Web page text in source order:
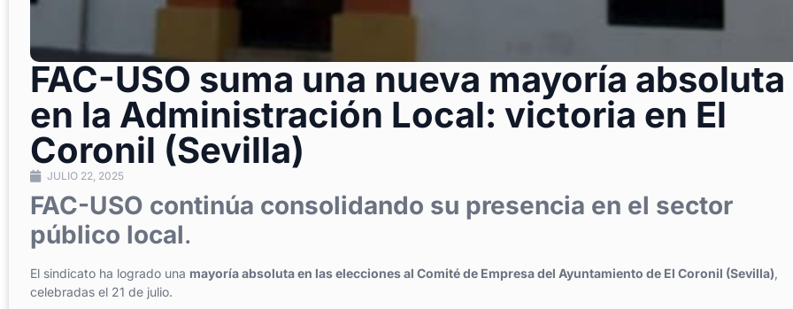
FAC-USO suma una nueva mayoría absoluta
en la Administración Local: victoria en El
Coronil (Sevilla)
JULIO 22, 2025
FAC-USO continúa consolidando su presencia en el sector
público local.
El sindicato ha logrado una mayoría absoluta en las elecciones al Comité de Empresa del Ayuntamiento de El Coronil (Sevilla),
celebradas el 21 de julio.